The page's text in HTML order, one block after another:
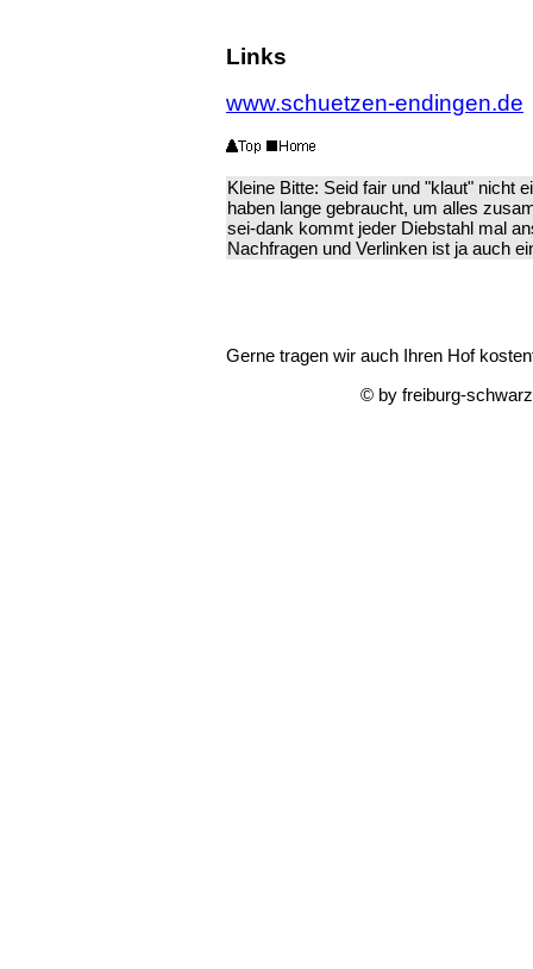
Links
www.schuetzen-endingen.de
Kleine Bitte: Seid fair und "klaut" nicht
haben lange gebraucht, um alles
sei-dank kommt jeder Diebstahl mal
Nachfragen und Verlinken ist ja auch
Gerne tragen wir auch Ihren Hof
© by freiburg-